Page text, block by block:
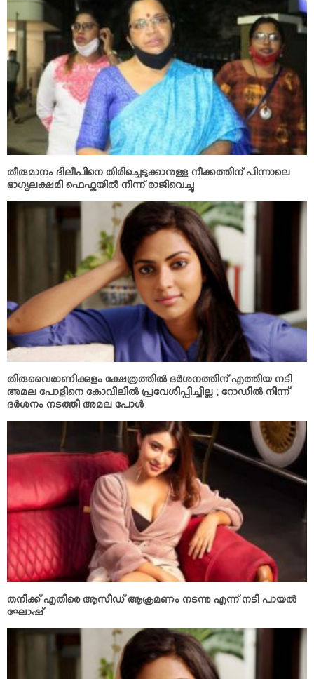
തീരുമാനം ദിലീപിനെ തിരിച്ചെടുക്കാനുള്ള നീക്കത്തിന് പിന്നാലെ
ഭാഗ്യലക്ഷമി ഫെഫ്കയില്‍ നിന്ന് രാജിവെച്ചു
തിരുവൈരാണിക്കുളം ക്ഷേത്രത്തില്‍ ദര്‍ശനത്തിന് എത്തിയ നടി
അമല പോളിനെ കോവിലില്‍ പ്രവേശിപ്പിച്ചില്ല ; റോഡില്‍ നിന്ന്
ദര്‍ശനം നടത്തി അമല പോള്‍
തനിക്ക് എതിരെ ആസിഡ് ആക്രമണം നടന്നു എന്ന് നടി പായല്‍
ഘോഷ്